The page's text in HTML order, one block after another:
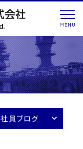
MENU
社員ブログ